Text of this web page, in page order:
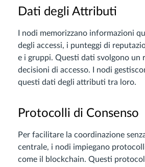
Dati degli Attributi
I nodi memorizzano informazioni
degli accessi, i punteggi di
e i gruppi. Questi dati svolgono un
decisioni di accesso. I nodi
questi dati degli attributi tra loro.
Protocolli di Consenso
Per facilitare la coordinazione
centrale, i nodi impiegano
come il blockchain. Questi